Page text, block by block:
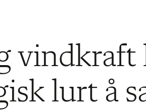
vindkraft
lurt å